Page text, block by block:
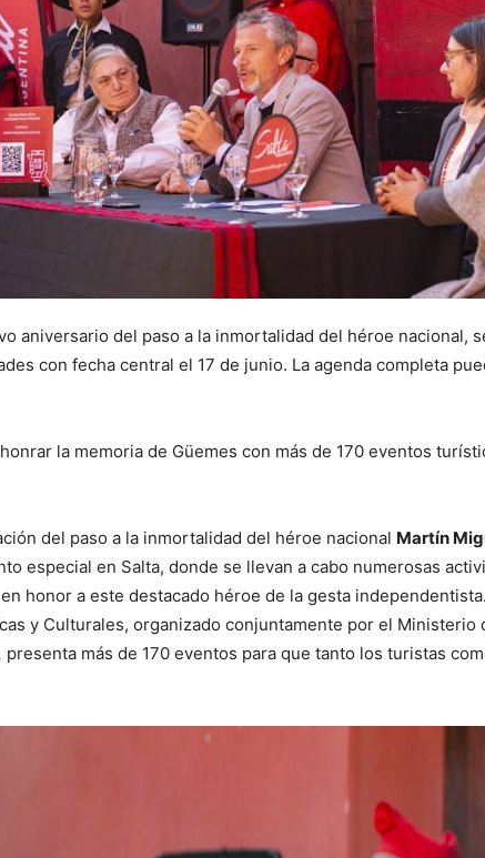
aniversario del paso a la inmortalidad del héroe nacional,
con fecha central el 17 de junio. La agenda completa
la memoria de Güemes con más de 170 eventos
del paso a la inmortalidad del héroe nacional Martín
especial en Salta, donde se llevan a cabo numerosas
honor a este destacado héroe de la gesta
y Culturales, organizado conjuntamente por el Ministerio
presenta más de 170 eventos para que tanto los turistas